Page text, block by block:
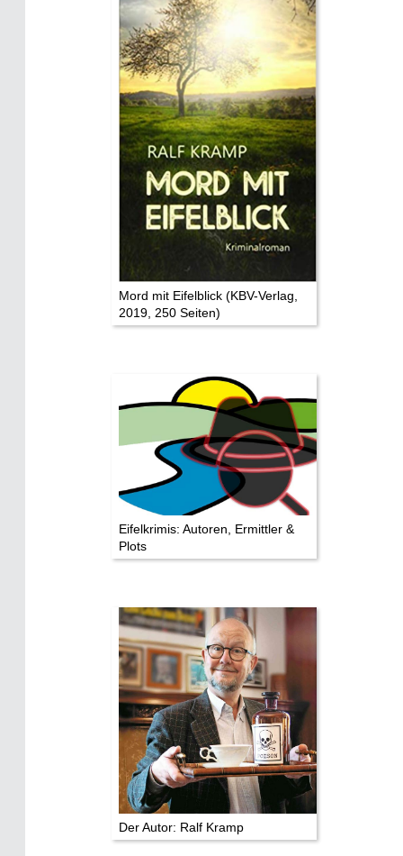
Mythen, Märchen & Legenden (2025)
Sightseeing:
Die Eifel entdecken
Eifelevents
Eifelkarte:
Drehorte & Tatorte
Eifelkrimi: Keine Gutenachtgeschichte
Die Autoren
Die Stars:
Wer hat wo gedreht?
Impressum
Datenschutz
Mord mit Eifelblick (KBV-Verlag,
2019, 250 Seiten)
Eifelkrimis: Autoren, Ermittler &
Plots
Der Autor: Ralf Kramp